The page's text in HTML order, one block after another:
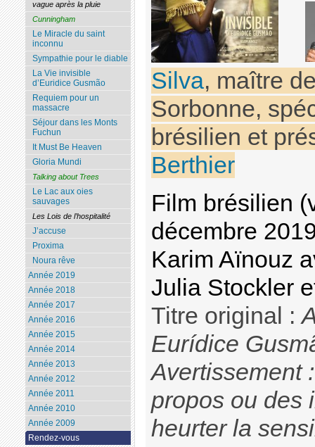
Silva, maître
Sorbonne,
brésilien et
Berthier
Film brésilien
décembre
Karim Aïnouz
Julia Stockler
Titre original :
Eurídice
Avertissement
propos ou des
heurter la
vague après la pluie
Cunningham
Le Miracle du saint
inconnu
Sympathie pour le diable
La Vie invisible
d’Euridice Gusmão
Requiem pour un
massacre
Séjour dans les Monts
Fuchun
It Must Be Heaven
Gloria Mundi
Talking about Trees
Le Lac aux oies
sauvages
Les Lois de l’hospitalité
J’accuse
Proxima
Noura rêve
Année 2019
Année 2018
Année 2017
Année 2016
Année 2015
Année 2014
Année 2013
Année 2012
Année 2011
Année 2010
Année 2009
Rendez-vous